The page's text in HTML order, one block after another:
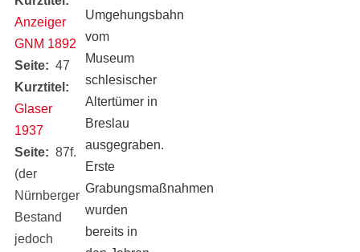
Anzeiger
GNM 1892
Seite
47
Kurztitel
Glaser
1937
Seite
87f.
(der
Nürnberger
Bestand
jedoch
Umgehungsbahn
vom
Museum
schlesischer
Altertümer in
Breslau
ausgegraben.
Erste
Grabungsmaßnahmen
wurden
bereits in